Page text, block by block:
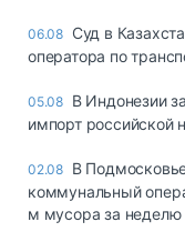
06.08 Суд в
оператора по
05.08 В Индонезии
импорт российской
02.08 В
коммунальный
м мусора за неделю